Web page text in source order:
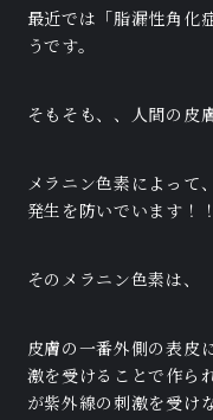
最近では「脂漏性角化
うです。
そもそも、、人間の皮
メラニン色素によって
発生を防いでいます！！
そのメラニン色素は、
皮膚の一番外側の表皮
激を受けることで作ら
が紫外線の刺激を受け